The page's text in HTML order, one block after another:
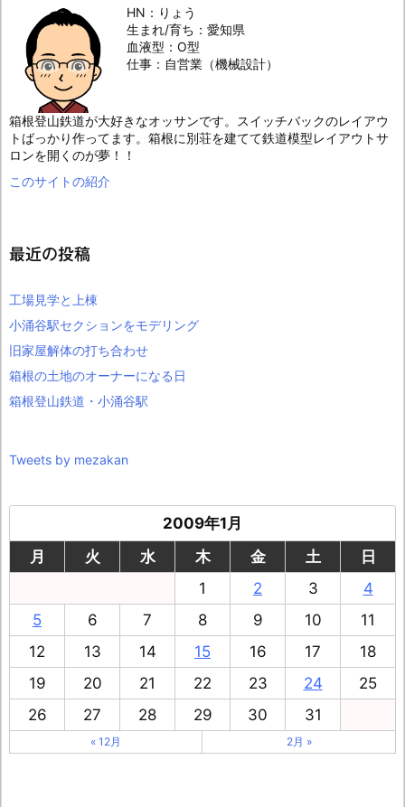
HN：りょう
生まれ/育ち：愛知県
血液型：O型
仕事：自営業（機械設計）
箱根登山鉄道が大好きなオッサンです。スイッチバックのレイアウ
トばっかり作ってます。箱根に別荘を建てて鉄道模型レイアウトサ
ロンを開くのが夢！！
このサイトの紹介
最近の投稿
工場見学と上棟
小涌谷駅セクションをモデリング
旧家屋解体の打ち合わせ
箱根の土地のオーナーになる日
箱根登山鉄道・小涌谷駅
Tweets by mezakan
2009年1月
月
火 水 木 金 土
日
1
2 3
4
5
6 7 8 9 10
11
12
13 14 15 16 17
18
19
20 21 22 23 24
25
26
27 28 29 30 31
« 12月 2月 »